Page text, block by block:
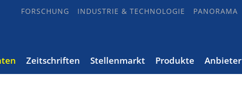
FORSCHUNG INDUSTRIE & TECHNOLOGIE PANORAMA
Zeitschriften Stellenmarkt Produkte Anbieter